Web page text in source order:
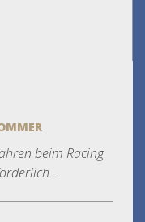
beim Racing